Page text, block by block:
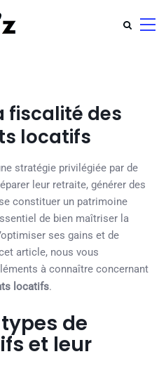
fiscalité des
locatifs
stratégie privilégiée par de
leur retraite, générer des
constituer un patrimoine
de bien maîtriser la
ses gains et de
article, nous vous
à connaître concernant
locatifs.
de
et leur